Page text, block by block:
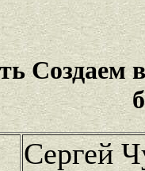
Создаем
Сергей